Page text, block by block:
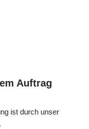
Auftrag
ist durch unser